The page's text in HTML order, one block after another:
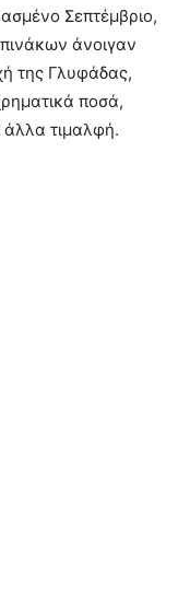
Σεπτέμβριο,
άνοιγαν
της Γλυφάδας,
ποσά,
άλλα τιμαλφή.